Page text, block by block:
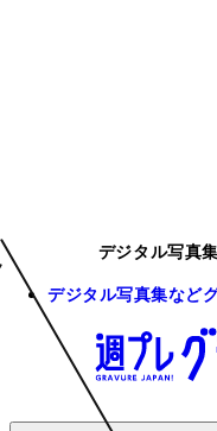
デジタル写真
デジタル写真集など